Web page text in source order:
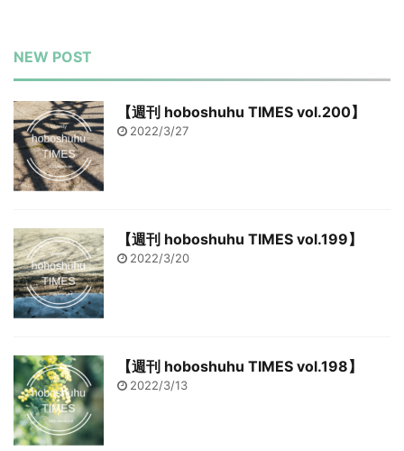
NEW POST
【週刊 hoboshuhu TIMES vol.200】
2022/3/27
【週刊 hoboshuhu TIMES vol.199】
2022/3/20
【週刊 hoboshuhu TIMES vol.198】
2022/3/13